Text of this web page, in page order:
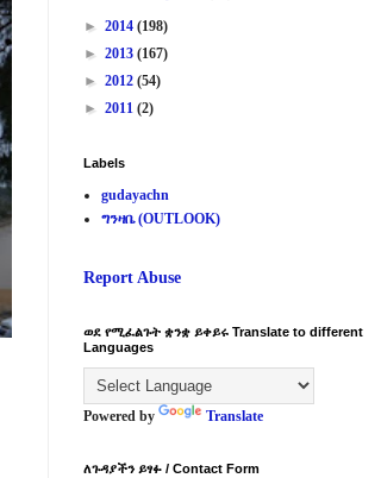
► 2014 (198)
► 2013 (167)
► 2012 (54)
► 2011 (2)
Labels
gudayachn
ግንዛቤ (OUTLOOK)
Report Abuse
ወደ የሚፈልጉት ቋንቋ ይቀይሩ Translate to different
Languages
Powered by Translate
ለጉዳያችን ይፃፉ / Contact Form